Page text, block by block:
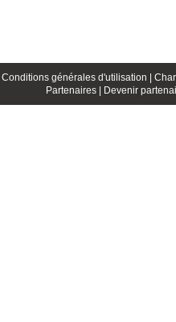
Conditions générales d'utilisation |
Partenaires |
Devenir